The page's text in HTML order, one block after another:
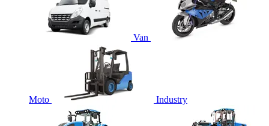
Van
Moto Industry